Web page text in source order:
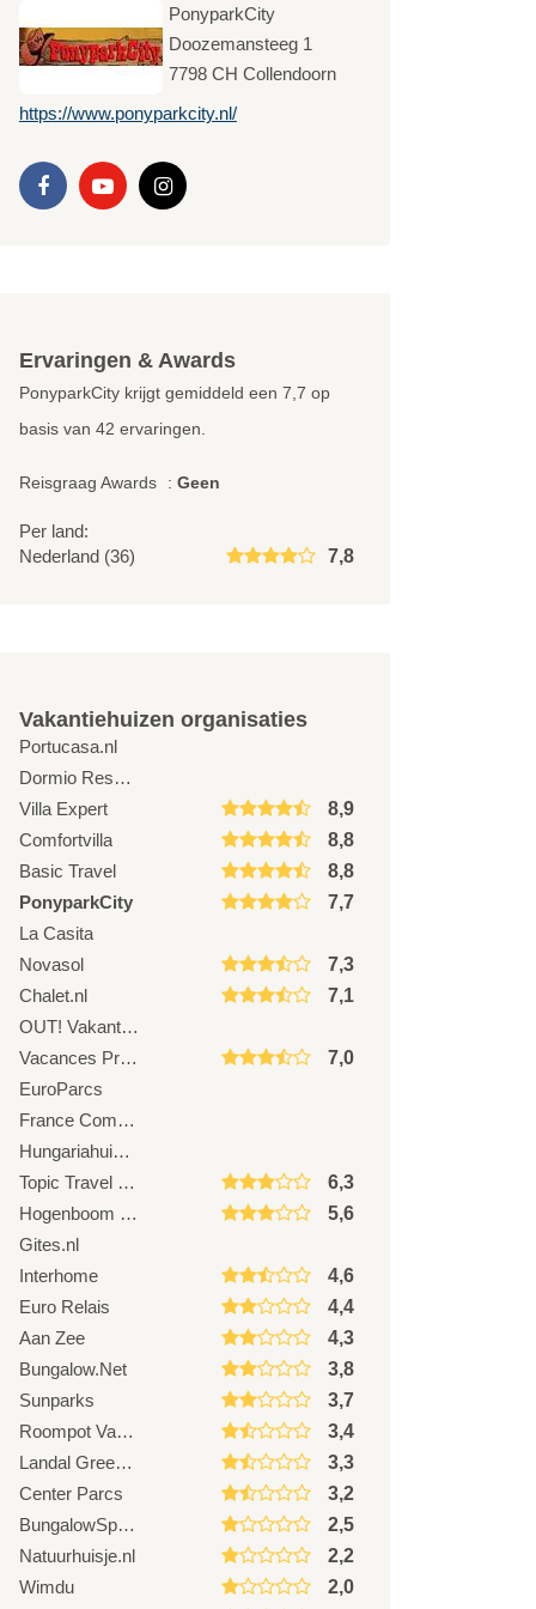
PonyparkCity
Doozemansteeg 1
7798 CH Collendoorn
https://www.ponyparkcity.nl/
Ervaringen & Awards
PonyparkCity krijgt gemiddeld een 7,7 op
basis van 42 ervaringen.
Reisgraag Awards : Geen
Per land:
Nederland (36)
7,8
Vakantiehuizen organisaties
Portucasa.nl
Dormio Resorts & Hotels
Villa Expert
8,9
Comfortvilla
8,8
Basic Travel
8,8
PonyparkCity
7,7
La Casita
Novasol
7,3
Chalet.nl
7,1
OUT! Vakantiehuizen
Vacances Provence
7,0
EuroParcs
France Comfort
Hungariahuizen
Topic Travel Vakantiehuizen
6,3
Hogenboom Vakantieparken
5,6
Gites.nl
Interhome
4,6
Euro Relais
4,4
Aan Zee
4,3
Bungalow.Net
3,8
Sunparks
3,7
Roompot Vakanties
3,4
Landal GreenParks
3,3
Center Parcs
3,2
BungalowSpecials.nl
2,5
Natuurhuisje.nl
2,2
Wimdu
2,0